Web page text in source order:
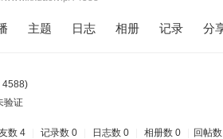
主题 日志 相册 记录 分
4588)
验证
数 4 记录数 0 日志数 0 相册数 0 回帖